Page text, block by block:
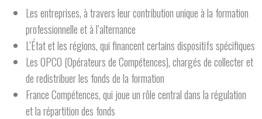
Les entreprises, à travers leur contribution unique à la formation
professionnelle et à l’alternance
L’État et les régions, qui financent certains dispositifs spécifiques
Les OPCO (Opérateurs de Compétences), chargés de collecter et
de redistribuer les fonds de la formation
France Compétences, qui joue un rôle central dans la régulation
et la répartition des fonds